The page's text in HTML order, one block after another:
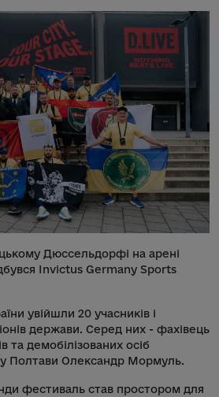
Дюссельдорфі на арені
Invictus Germany Sports
увійшли 20 учасників і
держави. Серед них - фахівець
та демобілізованих осіб
Полтави Олександр Мормуль.
фестиваль став простором для